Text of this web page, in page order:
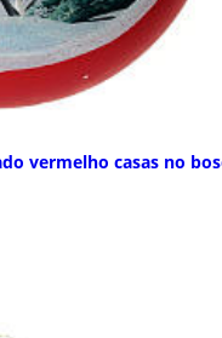
vermelho casas no